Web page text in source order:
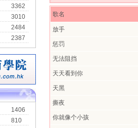
3362
3010
2484
2387
1406
810
歌名
放手
惩罚
无法阻挡
天天看到你
天黑
撕夜
你就像个小孩